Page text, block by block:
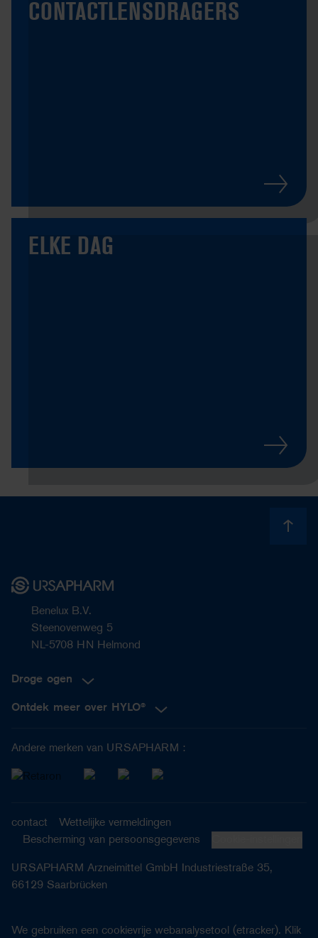
CONTACTLENSDRAGERS
ELKE DAG
Benelux B.V.
Steenovenweg 5
NL-5708 HN Helmond
Droge ogen
Ontdek meer over HYLO®
Andere merken van URSAPHARM :
contact
Wettelijke vermeldingen
Bescherming van persoonsgegevens
URSAPHARM Arzneimittel GmbH Industriestraße 35,
66129 Saarbrücken
We gebruiken een cookievrije webanalysetool (etracker). Klik